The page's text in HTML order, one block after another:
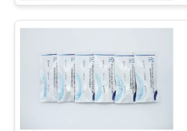
CONTRÔLE
QUALITÉ
CONTACTEZ-